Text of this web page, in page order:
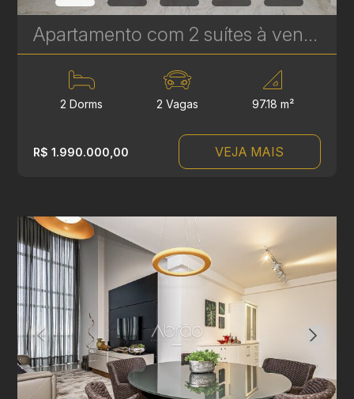
Apartamento com 2 suítes à venda no Edifício Casamia - 97.18 m² | Ref. 1768
2 Dorms 2 Vagas 97.18 m²
R$ 1.990.000,00 VEJA MAIS